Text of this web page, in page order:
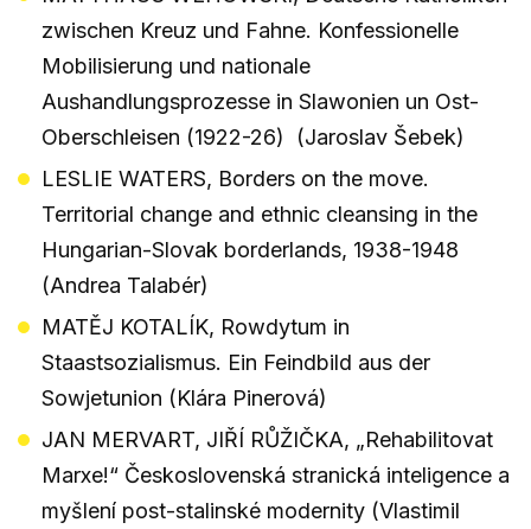
zwischen Kreuz und Fahne. Konfessionelle
Mobilisierung und nationale
Aushandlungsprozesse in Slawonien un Ost-
Oberschleisen (1922-26) (Jaroslav Šebek)
LESLIE WATERS, Borders on the move.
Territorial change and ethnic cleansing in the
Hungarian-Slovak borderlands, 1938-1948
(Andrea Talabér)
MATĚJ KOTALÍK, Rowdytum in
Staastsozialismus. Ein Feindbild aus der
Sowjetunion (Klára Pinerová)
JAN MERVART, JIŘÍ RŮŽIČKA, „Rehabilitovat
Marxe!“ Československá stranická inteligence a
myšlení post-stalinské modernity (Vlastimil